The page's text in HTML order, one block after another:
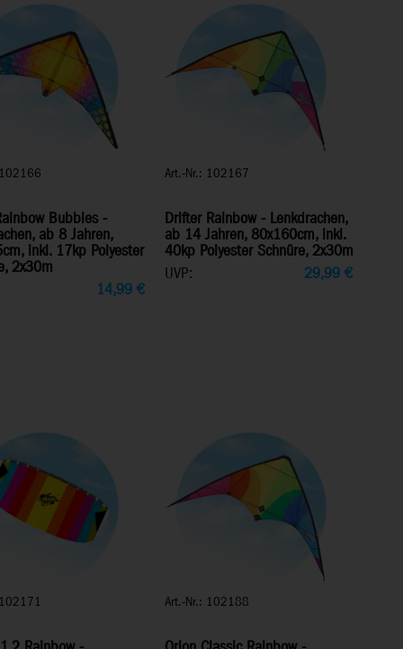
Bubbles -
ab 8 Jahren,
inkl. 17kp Polyester
2x30m
14,99€
Art.-Nr.: 102167
Drifter Rainbow - Lenkdrachen,
ab 14 Jahren, 80x160cm, inkl.
40kp Polyester Schnüre, 2x30m
UVP:
29,99 €
Art.-Nr.: 102188